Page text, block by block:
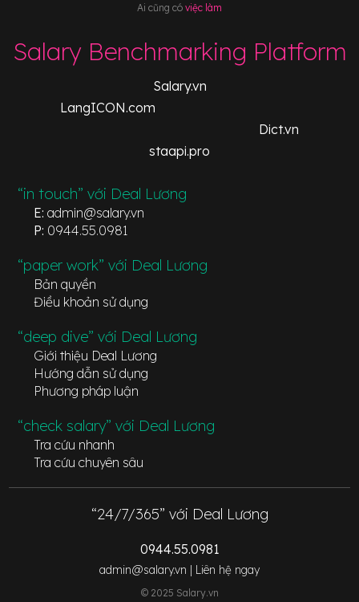
Ai cũng có việc làm
Salary Benchmarking Platform
Salary.vn
LangICON.com
Dict.vn
staapi.pro
“in touch” với Deal Lương
E: admin@salary.vn
P: 0944.55.0981
“paper work” với Deal Lương
Bản quyền
Điều khoản sử dụng
“deep dive” với Deal Lương
Giới thiệu Deal Lương
Hướng dẫn sử dụng
Phương pháp luận
“check salary” với Deal Lương
Tra cứu nhanh
Tra cứu chuyên sâu
“24/7/365” với Deal Lương
0944.55.0981
admin@salary.vn | Liên hệ ngay
© 2025 Salary.vn